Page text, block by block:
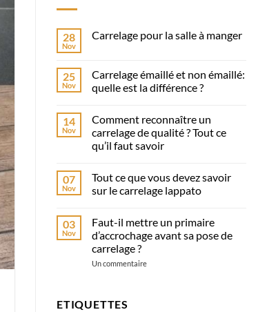
28
Nov
Carrelage pour la salle à manger
Carrelage
pour
la
manger
25
Nov
Carrelage émaillé et non émaillé:
quelle est la différence ?
sur
Carrelage
émaillé
et
quelle
est
la
14
Nov
Comment reconnaître un
carrelage de qualité ? Tout ce
qu’il faut savoir
sur
Comment
reconnaître
de
qualité
?
Tout
qu’il
07
Nov
Tout ce que vous devez savoir
sur le carrelage lappato
sur
Tout
ce
que
devez
carrelage
03
Nov
Faut-il mettre un primaire
d’accrochage avant sa pose de
carrelage ?
Un commentairesur
ETIQUETTES